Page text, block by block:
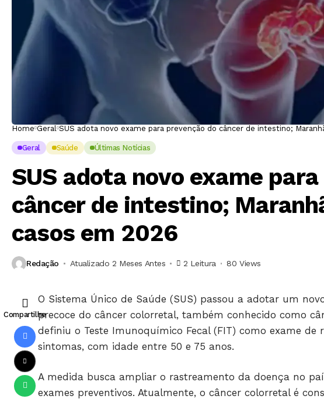
Home Geral SUS adota novo exame para prevenção do câncer de intestino;
Geral Saúde Últimas Notícias
SUS adota novo exame
câncer de intestino;
casos em 2026
Redação Atualizado 2 Meses Antes 2 Leitura 80 Views
Compartilhe
O Sistema Único de Saúde (SUS) passou a adotar um
precoce do câncer colorretal, também conhecido como
definiu o Teste Imunoquímico Fecal (FIT) como exame de
sintomas, com idade entre 50 e 75 anos.
A medida busca ampliar o rastreamento da doença no
exames preventivos. Atualmente, o câncer colorretal é